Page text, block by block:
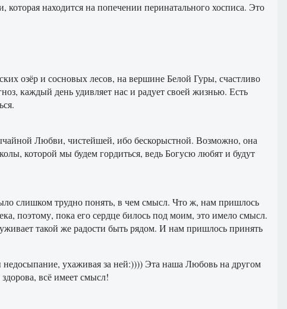
находится на попечении перинатального хосписа. Это
озёр и сосновых лесов, на вершине Белой Гуры, счастливо
каждый день удивляет нас и радует своей жизнью. Есть
Любви, чистейшей, ибо бескорыстной. Возможно, она
которой мы будем гордиться, ведь Богусю любят и будут
слишком трудно понять, в чем смысл. Что ж, нам пришлось
поэтому, пока его сердце билось под моим, это имело смысл.
такой же радости быть рядом. И нам пришлось принять
недосыпание, ухаживая за ней:)))) Эта наша Любовь на другом
всё имеет смысл!